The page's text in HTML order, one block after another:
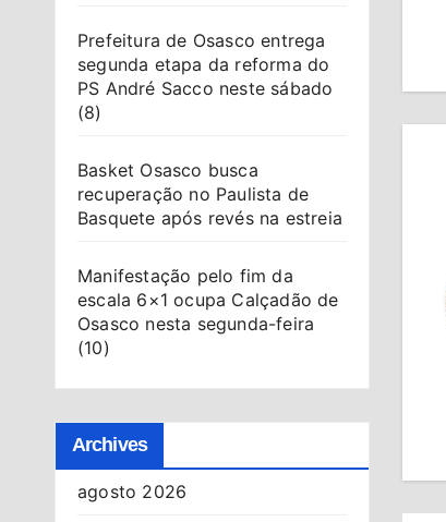
Prefeitura de Osasco entrega
segunda etapa da reforma do
PS André Sacco neste sábado
(8)
Basket Osasco busca
recuperação no Paulista de
Basquete após revés na estreia
Manifestação pelo fim da
escala 6×1 ocupa Calçadão de
Osasco nesta segunda-feira
(10)
Archives
agosto 2026